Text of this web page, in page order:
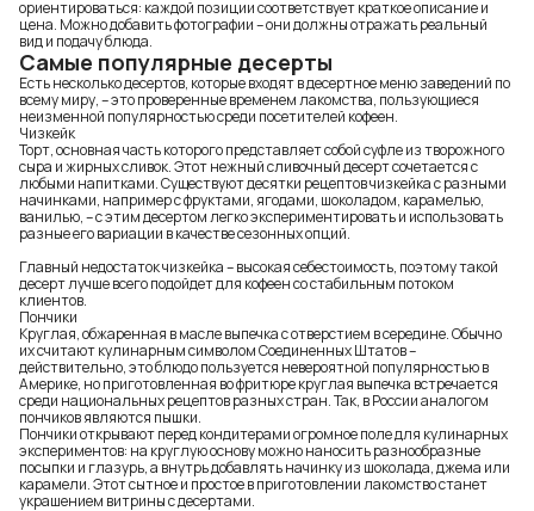
ориентироваться: каждой позиции соответствует краткое описание и
цена. Можно добавить фотографии – они должны отражать реальный
вид и подачу блюда.
Самые популярные десерты
Есть несколько десертов, которые входят в десертное меню заведений по
всему миру, – это проверенные временем лакомства, пользующиеся
неизменной популярностью среди посетителей кофеен.
Чизкейк
Торт, основная часть которого представляет собой суфле из творожного
сыра и жирных сливок. Этот нежный сливочный десерт сочетается с
любыми напитками. Существуют десятки рецептов чизкейка с разными
начинками, например с фруктами, ягодами, шоколадом, карамелью,
ванилью, – с этим десертом легко экспериментировать и использовать
разные его вариации в качестве сезонных опций.
Главный недостаток чизкейка – высокая себестоимость, поэтому такой
десерт лучше всего подойдет для кофеен со стабильным потоком
клиентов.
Пончики
Круглая, обжаренная в масле выпечка с отверстием в середине. Обычно
их считают кулинарным символом Соединенных Штатов –
действительно, это блюдо пользуется невероятной популярностью в
Америке, но приготовленная во фритюре круглая выпечка встречается
среди национальных рецептов разных стран. Так, в России аналогом
пончиков являются пышки.
Пончики открывают перед кондитерами огромное поле для кулинарных
экспериментов: на круглую основу можно наносить разнообразные
посыпки и глазурь, а внутрь добавлять начинку из шоколада, джема или
карамели. Этот сытное и простое в приготовлении лакомство станет
украшением витрины с десертами.